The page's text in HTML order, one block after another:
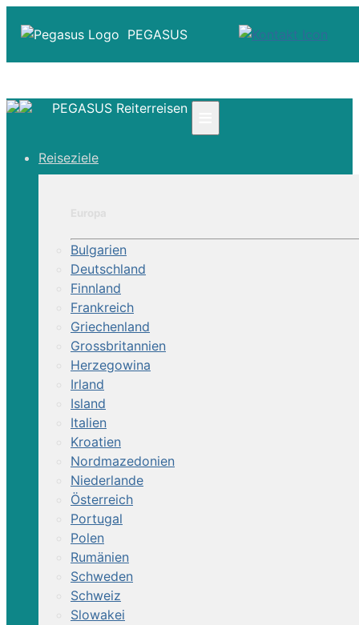
PEGASUS
☎ Deutschland 0800 - 505 18 01
Über Uns
PEGASUS Reiterreisen
Reiseziele
Bulgarien
Deutschland
Finnland
Frankreich
Griechenland
Grossbritannien
Herzegowina
Irland
Island
Italien
Kroatien
Nordmazedonien
Niederlande
Österreich
Portugal
Polen
Rumänien
Schweden
Schweiz
Slowakei